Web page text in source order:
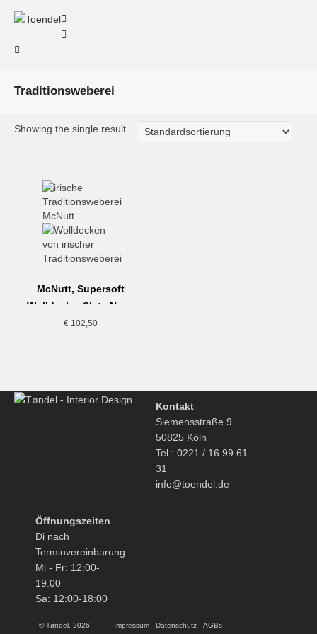
Traditionsweberei
Showing the single result
McNutt, Supersoft
Wolldecke, Slate Navy
€102,50
Kontakt
Siemensstraße 9
50825 Köln
Tel.: 0221 / 16 99 61
31
info@toendel.de
Öffnungszeiten
Di nach
Terminvereinbarung
Mi - Fr: 12:00-
19:00
Sa: 12:00-18:00
© Tøndel, 2026 Impressum Datenschutz AGBs